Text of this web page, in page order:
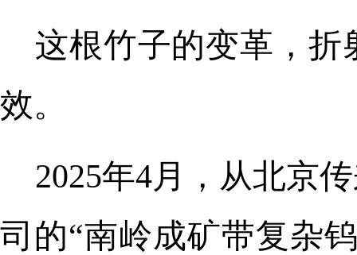
这根竹子的变革，折
效。
2025年4月，从北京
司的“南岭成矿带复杂